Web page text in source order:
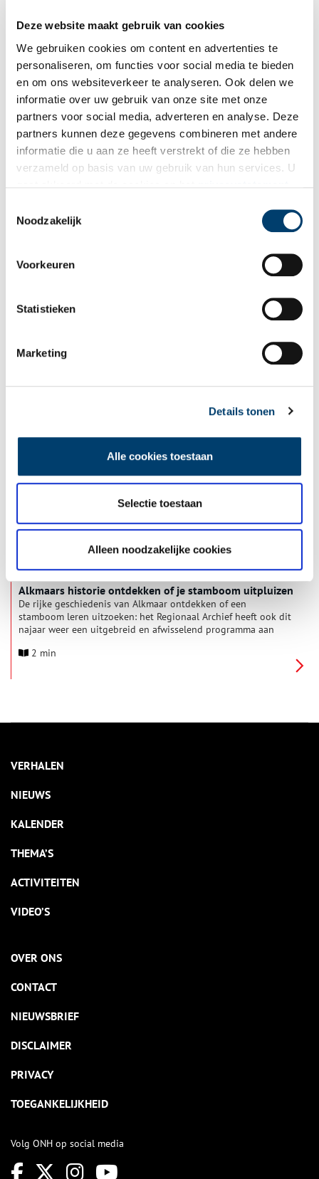
Deze website maakt gebruik van cookies
We gebruiken cookies om content en advertenties te
personaliseren, om functies voor social media te bieden
en om ons websiteverkeer te analyseren. Ook delen we
informatie over uw gebruik van onze site met onze
partners voor social media, adverteren en analyse. Deze
partners kunnen deze gegevens combineren met andere
informatie die u aan ze heeft verstrekt of die ze hebben
verzameld op basis van uw gebruik van hun services. U
Noodzakelijk
Voorkeuren
Statistieken
Marketing
Details tonen
Alle cookies toestaan
Selectie toestaan
Alleen noodzakelijke cookies
Voorjaar bij het Regionaal Archief Alkmaar
Dit voorjaar biedt het Regionaal Archief in Alkmaar opnieuw
een gevarieerd publieksprogramma vol cursussen en
beginnerscursus ‘Lezen van oud schrift’, is er een speciale
bijeenkomst met tips over het zoeken naar personen in
Stichting Oer-IJ organiseert een nieuwe cursus voor
kenmerken en de geschiedenis van het landschap zichtbaar
de stichting is om mensen meer bewust en meer
Alkmaars historie ontdekken of je stamboom uitpluizen
De rijke geschiedenis van Alkmaar ontdekken of een
stamboom leren uitzoeken: het Regionaal Archief heeft ook dit
najaar weer een uitgebreid en afwisselend programma aan
gevorderden.
2 min
VERHALEN
NIEUWS
KALENDER
THEMA’S
ACTIVITEITEN
VIDEO’S
OVER ONS
CONTACT
NIEUWSBRIEF
DISCLAIMER
PRIVACY
TOEGANKELIJKHEID
Volg ONH op social media